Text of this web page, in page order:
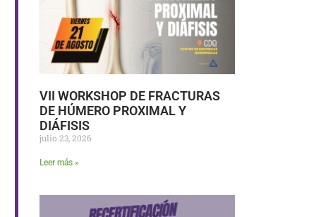
VII WORKSHOP DE FRACTURAS
DE HÚMERO PROXIMAL Y
DIÁFISIS
julio 23, 2026
Leer más »